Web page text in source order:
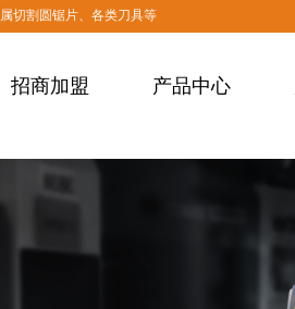
切割圆锯片、各类刀具等
招商加盟 产品中心